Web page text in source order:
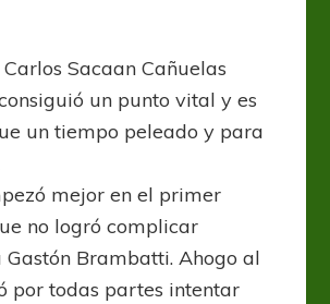
Sacaan Cañuelas
un punto vital y es
un tiempo peleado y para
mejor en el primer
no logró complicar
Brambatti. Ahogo al
por todas partes intentar